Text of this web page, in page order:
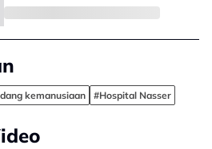
kemanusiaan #Hospital Nasser